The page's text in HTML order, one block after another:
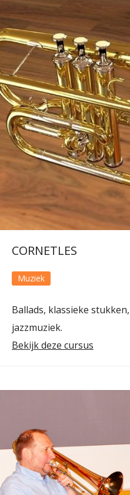
CORNETLES
Muziek
Ballads, klassieke
jazzmuziek.
Bekijk deze cursus